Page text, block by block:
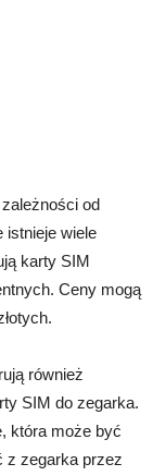
od
istnieje wiele
karty SIM
Ceny mogą
również
SIM do zegarka.
która może być
z zegarka przez